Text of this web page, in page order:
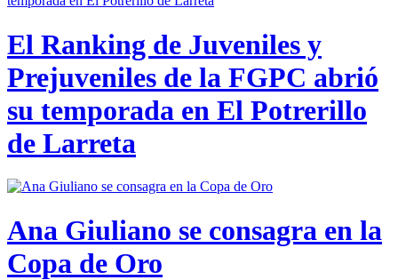
El Ranking de Juveniles y
Prejuveniles de la FGPC abrió
su temporada en El Potrerillo
de Larreta
Ana Giuliano se consagra en la
Copa de Oro